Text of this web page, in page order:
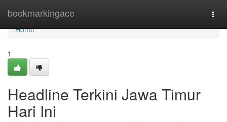
bookmarkingace
Home
Home
1
Headline Terkini Jawa Timur
Hari Ini